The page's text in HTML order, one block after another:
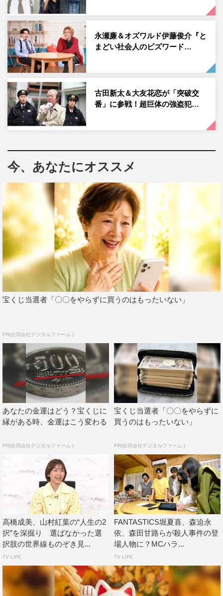
た殺害計画。あるきっかけから犯人を特定、逮捕しようと
するのだが、その驚きの方法に一同びっくり。そして2つ
目は、大富豪が何者かに殺され、疑惑をかけられた5人の
女性たち。殺したのは、妻か、家政婦か、はたまた別の人
物なのか…。
映像コンテンツを倍速視聴するなどタイムパフォーマンス
（タイパ）が話題の昨今。この番組をきっかけに、映像を
ラストから巻き戻して楽しむ“ギャクサイセイブーム”が巻
出演者（伊藤俊介、伊集院光、大友花恋、山村紅
葉）コメント
◆収録を終えてみていかがですか？
伊藤：逆再生の再現ドラマ、めちゃくちゃ頭使いますけど
楽しかったですね。
伊集院：ドラマのいろんなところに伏線もあって、完成度
もかなり高かったです。
山村：ストーリーもすごいよく出来ていて、久しぶりにム
キになって推理しちゃいました（笑）。
て頭をめちゃくちゃ使ったので、今すごいお腹がすいてま
す（笑）。順再生で見ると気になるようなところも、逆再
生で見るとスルーしちゃいますね。だから面白い！
伊集院：この番組、次があるとしたら、再現ドラマのちょ
い役とかに有名な俳優さんとか出してくるだろうね。
伊藤：確かに、有名な人が犯人だと思わせて、あえてちょ
い役にするというね。
大友：逆をいきますねぇ！
山村：あと私、再現ドラマの方にも出てみたい！ 解答者
とドラマ、交互に出てみたい。
伊藤：紅葉さんがここまで言ってくれているので、ぜひ次
もやりたいですね！
伊集院：今後はいろんなテーマの逆再生も見てみたいね。
オチから見る漫才とか。どういうボケがあってそういうツ
ッコミに至ったのか？とか。
永瀬廉＆オズワルド伊藤俊介『と
まどい社会人のビズワード…
古田新太＆大友花恋が「突破交
番」に参戦！超巨体の強盗犯…
今、あなたにオススメ
宝くじ当選者「〇〇をやらずに買うのはもったいない」
PR(合同会社デジタルファーム )
あなたの金運はどう？宝くじに
縁がある時、金運はこう変わる
PR(合同会社デジタルファーム )
宝くじ当選者「〇〇をやらずに
買うのはもったいない」
PR(合同会社デジタルファーム )
高橋成美、山村紅葉の“人生の2
択”を深掘り 選ばなかった選
択肢の世界線ものぞき見...
TV LIFE
FANTASTICS堀夏喜、森迫永
依、森田甘路らが殺人事件の登
場人物に？MCハラ...
TV LIFE